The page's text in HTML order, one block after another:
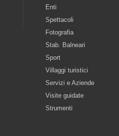
Enti
Spettacoli
Fotografia
Stab. Balneari
Sport
Villaggi turistici
Servizi e Aziende
Visite guidate
Strumenti